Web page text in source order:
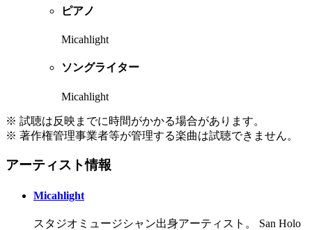
ピアノ
Micahlight
ソングライター
Micahlight
※ 試聴は反映までに時間がかかる場合があります。
※ 著作権管理事業者等が管理する楽曲は試聴できません。
アーティスト情報
Micahlight
スタジオミュージシャン出身アーティスト。 San Holo